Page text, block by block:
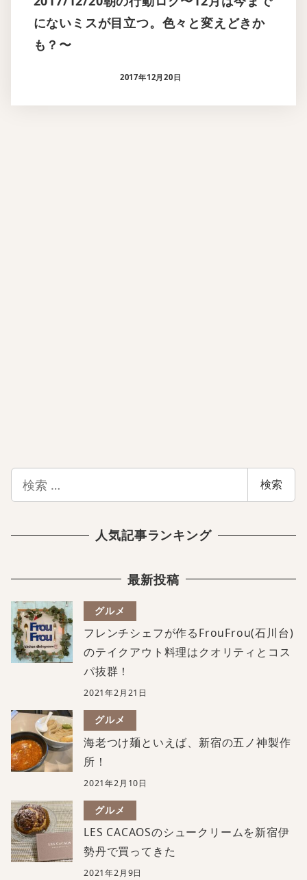
にないミスが目立つ。色々と変えどきか
も？〜
2017年12月20日
索
検索
人気記事ランキング
最新投稿
グルメ
フレンチシェフが作るFrouFrou(石川台)
のテイクアウト料理はクオリティとコス
パ抜群！
2021年2月21日
グルメ
海老つけ麺といえば、新宿の五ノ神製作
所！
2021年2月10日
グルメ
LES CACAOSのシュークリームを新宿伊
勢丹で買ってきた
2021年2月9日